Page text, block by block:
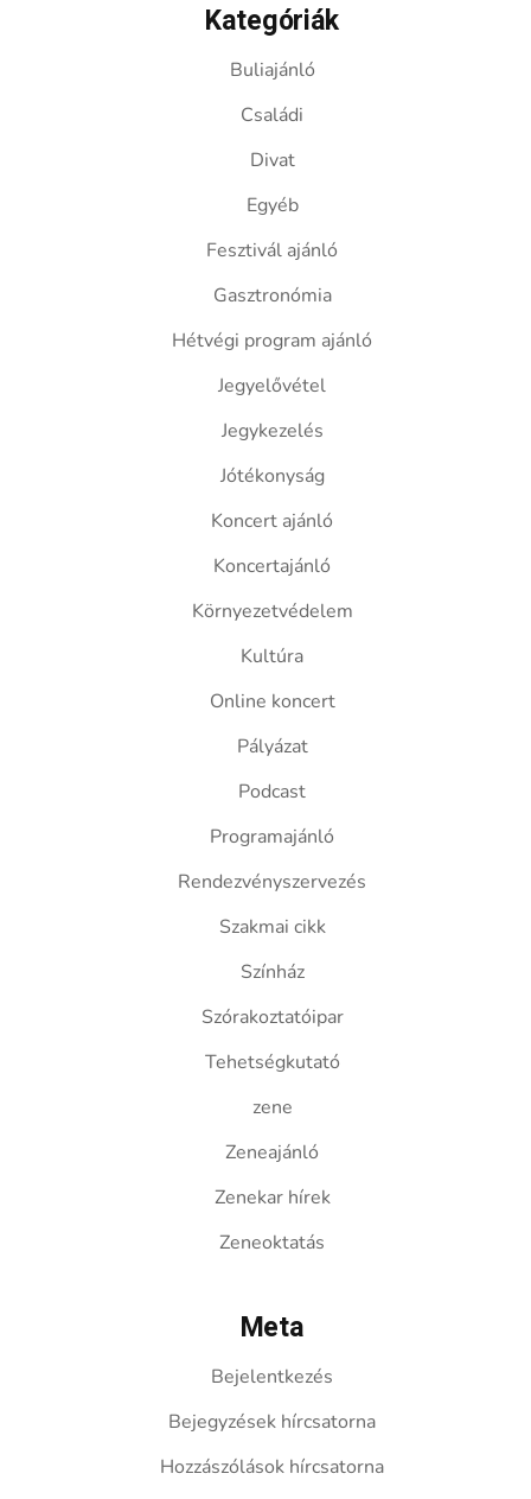
Kategóriák
Buliajánló
Családi
Divat
Egyéb
Fesztivál ajánló
Gasztronómia
Hétvégi program ajánló
Jegyelővétel
Jegykezelés
Jótékonyság
Koncert ajánló
Koncertajánló
Környezetvédelem
Kultúra
Online koncert
Pályázat
Podcast
Programajánló
Rendezvényszervezés
Szakmai cikk
Színház
Szórakoztatóipar
Tehetségkutató
zene
Zeneajánló
Zenekar hírek
Zeneoktatás
Meta
Bejelentkezés
Bejegyzések hírcsatorna
Hozzászólások hírcsatorna